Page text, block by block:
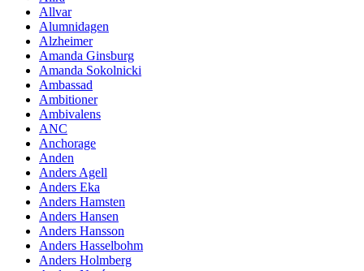
Allvar
Alumnidagen
Alzheimer
Amanda Ginsburg
Amanda Sokolnicki
Ambassad
Ambitioner
Ambivalens
ANC
Anchorage
Anden
Anders Agell
Anders Eka
Anders Hamsten
Anders Hansen
Anders Hansson
Anders Hasselbohm
Anders Holmberg